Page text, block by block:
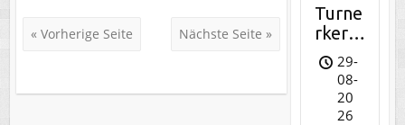
« Vorherige Seite Nächste Seite »
Turne
rkerw
e
29-
08-
20
26